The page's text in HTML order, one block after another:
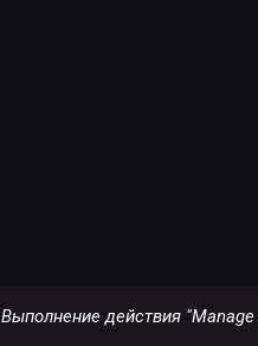
Выполнение действия "Manage